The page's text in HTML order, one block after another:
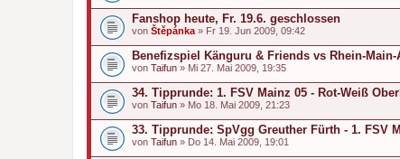
Fanshop heute, Fr. 19.6. geschlossen
von Štěpánka » Fr 19. Jun 2009, 09:42
Benefizspiel Känguru & Friends vs Rhein-
von Taifun » Mi 27. Mai 2009, 19:35
34. Tipprunde: 1. FSV Mainz 05 - Rot-Weiß
von Taifun » Mo 18. Mai 2009, 21:23
33. Tipprunde: SpVgg Greuther Fürth - 1. FSV
von Taifun » Do 14. Mai 2009, 19:01